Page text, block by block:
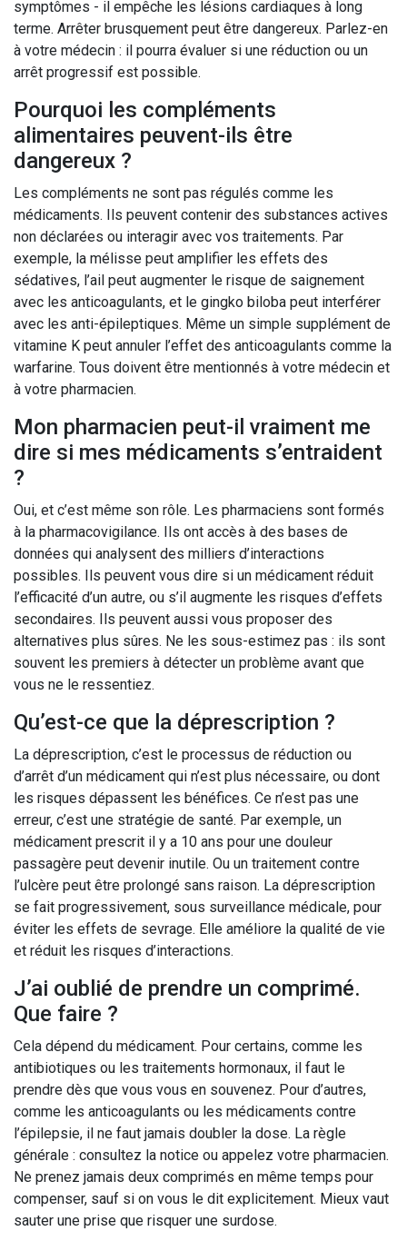
symptômes - il empêche les lésions cardiaques à long
terme. Arrêter brusquement peut être dangereux. Parlez-en
à votre médecin : il pourra évaluer si une réduction ou un
arrêt progressif est possible.
Pourquoi les compléments
alimentaires peuvent-ils être
dangereux ?
Les compléments ne sont pas régulés comme les
médicaments. Ils peuvent contenir des substances actives
non déclarées ou interagir avec vos traitements. Par
exemple, la mélisse peut amplifier les effets des
sédatives, l’ail peut augmenter le risque de saignement
avec les anticoagulants, et le gingko biloba peut interférer
avec les anti-épileptiques. Même un simple supplément de
vitamine K peut annuler l’effet des anticoagulants comme la
warfarine. Tous doivent être mentionnés à votre médecin et
à votre pharmacien.
Mon pharmacien peut-il vraiment me
dire si mes médicaments s’entraident
?
Oui, et c’est même son rôle. Les pharmaciens sont formés
à la pharmacovigilance. Ils ont accès à des bases de
données qui analysent des milliers d’interactions
possibles. Ils peuvent vous dire si un médicament réduit
l’efficacité d’un autre, ou s’il augmente les risques d’effets
secondaires. Ils peuvent aussi vous proposer des
alternatives plus sûres. Ne les sous-estimez pas : ils sont
souvent les premiers à détecter un problème avant que
vous ne le ressentiez.
Qu’est-ce que la déprescription ?
La déprescription, c’est le processus de réduction ou
d’arrêt d’un médicament qui n’est plus nécessaire, ou dont
les risques dépassent les bénéfices. Ce n’est pas une
erreur, c’est une stratégie de santé. Par exemple, un
médicament prescrit il y a 10 ans pour une douleur
passagère peut devenir inutile. Ou un traitement contre
l’ulcère peut être prolongé sans raison. La déprescription
se fait progressivement, sous surveillance médicale, pour
éviter les effets de sevrage. Elle améliore la qualité de vie
et réduit les risques d’interactions.
J’ai oublié de prendre un comprimé.
Que faire ?
Cela dépend du médicament. Pour certains, comme les
antibiotiques ou les traitements hormonaux, il faut le
prendre dès que vous vous en souvenez. Pour d’autres,
comme les anticoagulants ou les médicaments contre
l’épilepsie, il ne faut jamais doubler la dose. La règle
générale : consultez la notice ou appelez votre pharmacien.
Ne prenez jamais deux comprimés en même temps pour
compenser, sauf si on vous le dit explicitement. Mieux vaut
sauter une prise que risquer une surdose.